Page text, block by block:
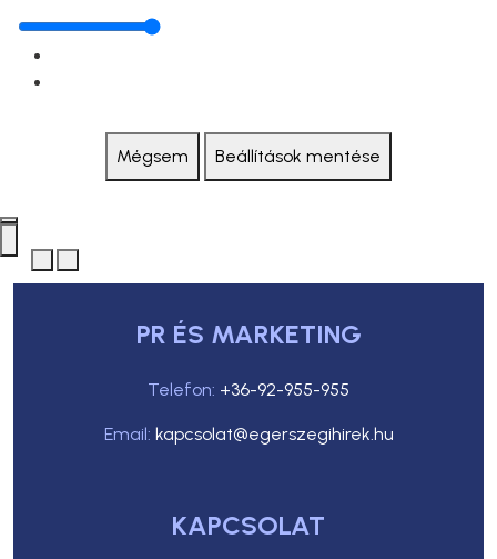
Mégsem Beállítások mentése
PR ÉS MARKETING
Telefon: +36-92-955-955
Email: kapcsolat@egerszegihirek.hu
KAPCSOLAT